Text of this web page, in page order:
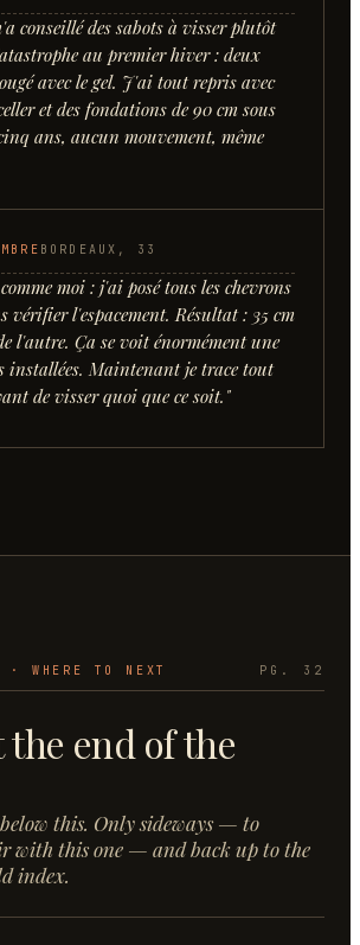
conseillé des sabots à visser plutôt
au premier hiver : deux
avec le gel. J'ai tout repris avec
et des fondations de 90 cm sous
ans, aucun mouvement, même
BORDEAUX, 33
moi : j'ai posé tous les chevrons
vérifier l'espacement. Résultat : 35 cm
l'autre. Ça se voit énormément une
installées. Maintenant je trace tout
de visser quoi que ce soit. "
· WHERE TO NEXT PG. 32
the end of the
this. Only sideways — to
with this one — and back up to the
index.